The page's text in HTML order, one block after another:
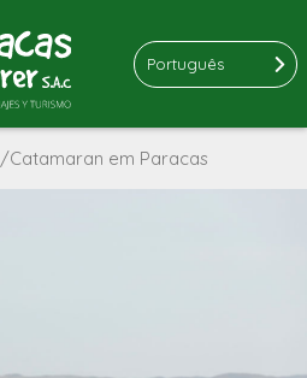
Português
/Catamaran em Paracas